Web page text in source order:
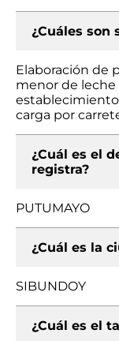
¿Cuáles son
Elaboración de
menor de
carga por
¿Cuál es el
registra?
PUTUMAYO
¿Cuál es la
SIBUNDOY
¿Cuál es el